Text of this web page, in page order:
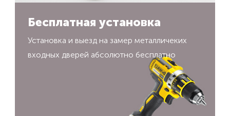
Бесплатная установка
Установка и выезд на замер металличеких
входных дверей абсолютно бесплатно